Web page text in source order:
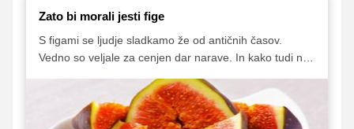
Zato bi morali jesti fige
S figami se ljudje sladkamo že od antičnih časov.
Vedno so veljale za cenjen dar narave. In kako tudi ne
še naravno sladke! In zdrave niso le sveže, temveč tudi
suhe fige.